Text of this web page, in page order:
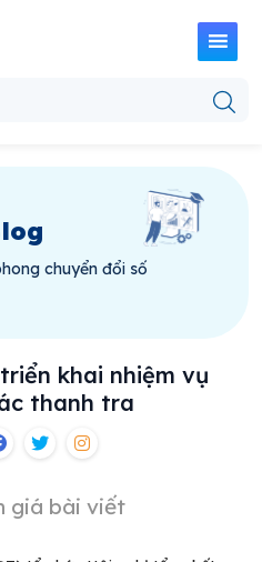
chuyển đổi số
khai nhiệm vụ
thanh tra
giá bài viết